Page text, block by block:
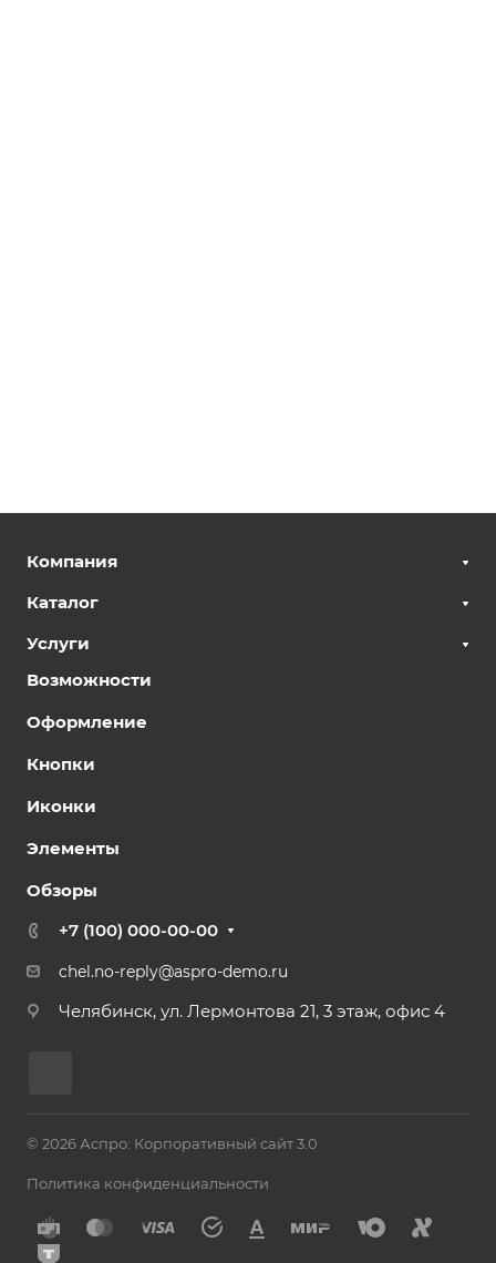
Компания
Каталог
Услуги
Возможности
Оформление
Кнопки
Иконки
Элементы
Обзоры
+7 (100) 000-00-00
chel.no-reply@aspro-demo.ru
Челябинск, ул. Лермонтова 21, 3 этаж, офис 4
© 2026 Аспро: Корпоративный сайт 3.0
Политика конфиденциальности